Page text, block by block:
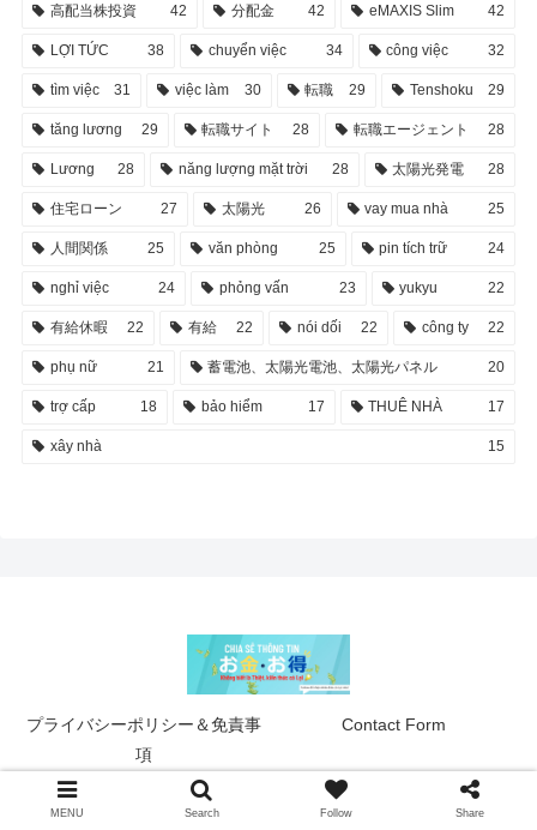
高配当株投資 42 分配金 42 eMAXIS Slim 42
LỢI TỨC 38 chuyển việc 34 công việc 32
tìm việc 31 việc làm 30 転職 29 Tenshoku 29
tăng lương 29 転職サイト 28 転職エージェント 28
Lương 28 năng lượng mặt trời 28 太陽光発電 28
住宅ローン 27 太陽光 26 vay mua nhà 25
人間関係 25 văn phòng 25 pin tích trữ 24
nghỉ việc 24 phỏng vấn 23 yukyu 22
有給休暇 22 有給 22 nói dối 22 công ty 22
phụ nữ 21 蓄電池、太陽光電池、太陽光パネル 20
trợ cấp 18 bảo hiểm 17 THUÊ NHÀ 17
xây nhà 15
プライバシーポリシー＆免責事
項
Contact Form
© 2022 お金＆おとく.
MENU Search Follow Share